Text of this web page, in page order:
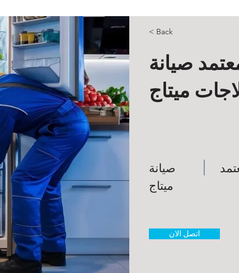
< Back
صيانة
ميتاج
صيانة
ميتاج
اتصل الان